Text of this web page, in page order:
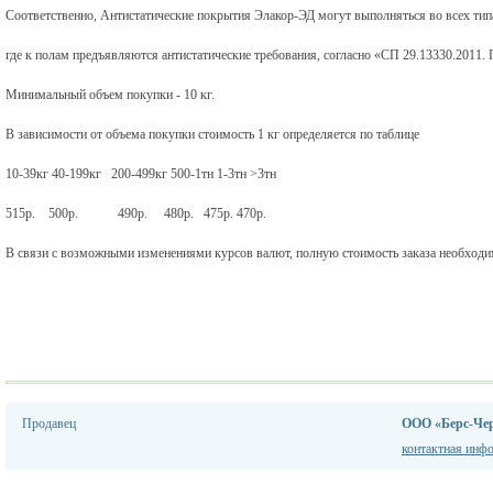
Соответственно, Антистатические покрытия Элакор-ЭД могут выполняться во всех
где к полам предъявляются антистатические требования, согласно «СП
Минимальный объем покупки - 10 кг.
В зависимости от объема покупки стоимость 1 кг определяется по таблице
10-39кг 40-199кг 200-499кг 500-1тн 1-3тн >3тн
515р. 500р. 490р. 480р. 475р. 470р.
В связи с возможными изменениями курсов валют, полную стоимость заказа
Продавец
ООО «Берс-
контактная